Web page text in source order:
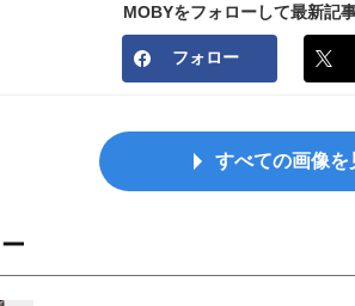
MOBYをフォローして最新記
フォロー
すべての画像を